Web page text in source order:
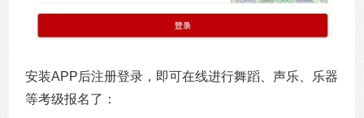
安装APP后注册登录，即可在线进行舞蹈、声乐、乐器
等考级报名了：